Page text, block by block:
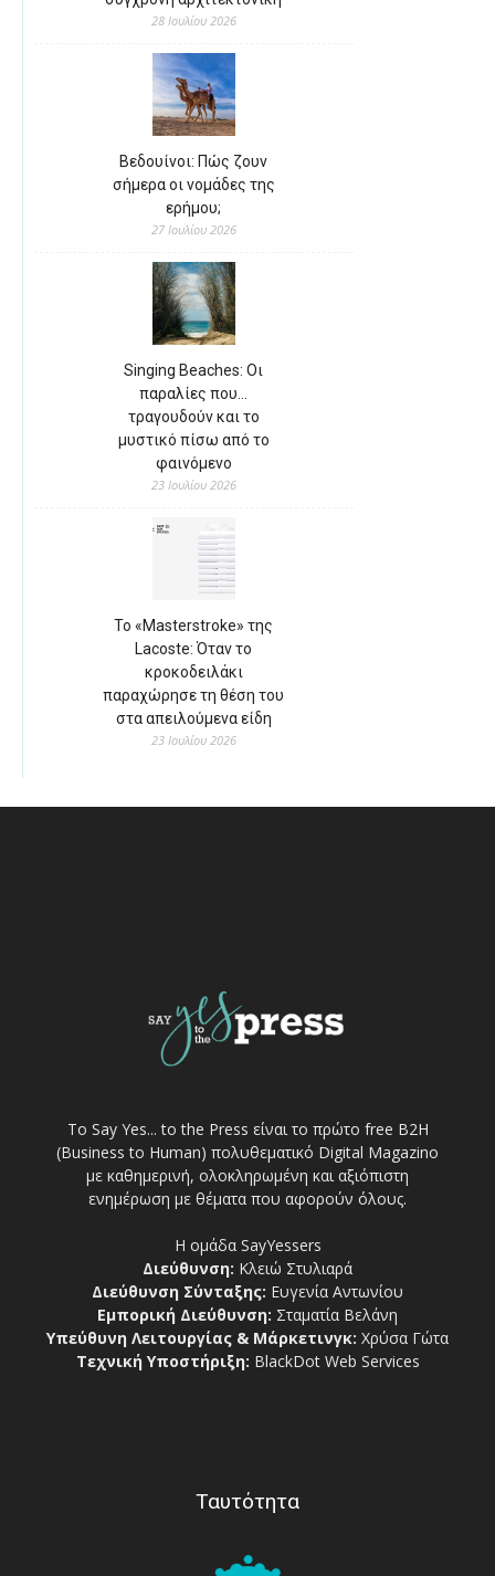
28 Ιουλίου 2026
Βεδουίνοι: Πώς ζουν
σήμερα οι νομάδες της
ερήμου;
27 Ιουλίου 2026
Singing Beaches: Οι
παραλίες που…
τραγουδούν και το
μυστικό πίσω από το
φαινόμενο
23 Ιουλίου 2026
Το «Masterstroke» της
Lacoste: Όταν το
κροκοδειλάκι
παραχώρησε τη θέση του
στα απειλούμενα είδη
23 Ιουλίου 2026
Το Say Yes... to the Press είναι το πρώτο free Β2Η
(Business to Human) πολυθεματικό Digital Magazino
με καθημερινή, ολοκληρωμένη και αξιόπιστη
ενημέρωση με θέματα που αφορούν όλους.
Η ομάδα SayYessers
Διεύθυνση: Κλειώ Στυλιαρά
Διεύθυνση Σύνταξης: Ευγενία Αντωνίου
Εμπορική Διεύθυνση: Σταματία Βελάνη
Υπεύθυνη Λειτουργίας & Μάρκετινγκ: Χρύσα Γώτα
Τεχνική Υποστήριξη: BlackDot Web Services
Ταυτότητα